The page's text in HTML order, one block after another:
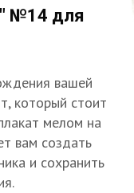
№14 для
вашей
который стоит
мелом на
вам создать
и сохранить